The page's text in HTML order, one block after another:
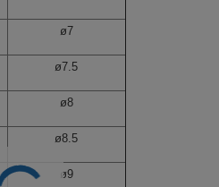
ø7
ø7.5
ø8
ø8.5
ø9